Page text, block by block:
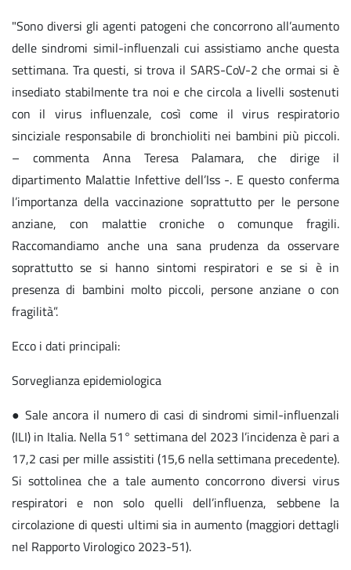
"Sono diversi gli agenti patogeni che concorrono all’aumento
delle sindromi simil-influenzali cui assistiamo anche questa
settimana. Tra questi, si trova il SARS-CoV-2 che ormai si è
insediato stabilmente tra noi e che circola a livelli sostenuti
con il virus influenzale, così come il virus respiratorio
sinciziale responsabile di bronchioliti nei bambini più piccoli.
– commenta Anna Teresa Palamara, che dirige il
dipartimento Malattie Infettive dell’Iss -. E questo conferma
l’importanza della vaccinazione soprattutto per le persone
anziane, con malattie croniche o comunque fragili.
Raccomandiamo anche una sana prudenza da osservare
soprattutto se si hanno sintomi respiratori e se si è in
presenza di bambini molto piccoli, persone anziane o con
fragilità”.
Ecco i dati principali:
Sorveglianza epidemiologica
● Sale ancora il numero di casi di sindromi simil-influenzali
(ILI) in Italia. Nella 51° settimana del 2023 l’incidenza è pari a
17,2 casi per mille assistiti (15,6 nella settimana precedente).
Si sottolinea che a tale aumento concorrono diversi virus
respiratori e non solo quelli dell’influenza, sebbene la
circolazione di questi ultimi sia in aumento (maggiori dettagli
nel Rapporto Virologico 2023-51).